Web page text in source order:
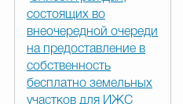
состоящих во
внеочередной очереди
на предоставление в
собственность
бесплатно земельных
участков для ИЖС